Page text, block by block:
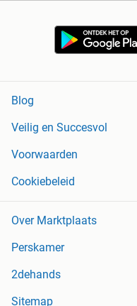
Blog
Veilig en Succesvol
Voorwaarden
Cookiebeleid
Over Marktplaats
Perskamer
2dehands
Sitemap